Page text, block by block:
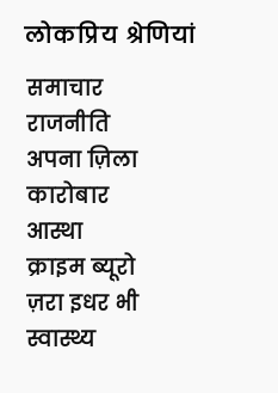
लोकप्रिय श्रेणियां
समाचार
राजनीति
अपना ज़िला
कारोबार
आस्था
क्राइम ब्यूरो
ज़रा इधर भी
स्वास्थ्य